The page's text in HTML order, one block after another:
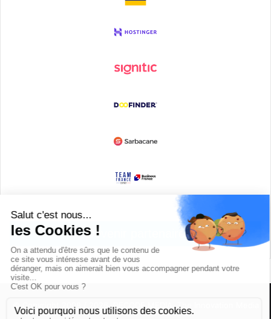
Devenir partenaire
© Copyright 2008 / 2026,DECODE MEDIA, The Innovation Media